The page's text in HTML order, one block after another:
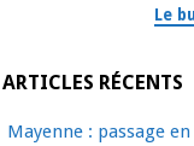
Le
ARTICLES RÉCENTS
Mayenne : passage